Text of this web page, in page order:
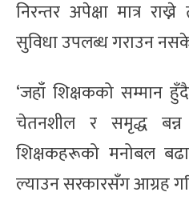
निरन्तर अपेक्षा मात्र
सुविधा उपलब्ध गराउन
‘जहाँ शिक्षकको सम्मान
चेतनशील र समृद्ध
शिक्षकहरूको मनोबल
ल्याउन सरकारसँग आग्रह